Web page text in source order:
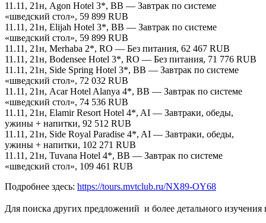
11.11, 21н, Agon Hotel 3*, BB — Завтрак по системе
«шведский стол», 59 899 RUB
11.11, 21н, Elijah Hotel 3*, BB — Завтрак по системе
«шведский стол», 59 899 RUB
11.11, 21н, Merhaba 2*, RO — Без питания, 62 467 RUB
11.11, 21н, Bodensee Hotel 3*, RO — Без питания, 71 776 RUB
11.11, 21н, Side Spring Hotel 3*, BB — Завтрак по системе
«шведский стол», 72 032 RUB
11.11, 21н, Acar Hotel Alanya 4*, BB — Завтрак по системе
«шведский стол», 74 536 RUB
11.11, 21н, Elamir Resort Hotel 4*, AI — Завтраки, обеды,
ужины + напитки, 92 512 RUB
11.11, 21н, Side Royal Paradise 4*, AI — Завтраки, обеды,
ужины + напитки, 102 271 RUB
11.11, 21н, Tuvana Hotel 4*, BB — Завтрак по системе
«шведский стол», 109 461 RUB
Подробнее здесь: https://tours.mvtclub.ru/NX89-OY68
Для поиска других предложений  и более детального